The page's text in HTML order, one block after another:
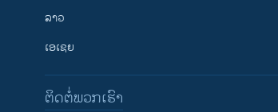
ລາວ
ເອເຊຍ
ຕິດຕໍ່ພວກເຮົາ